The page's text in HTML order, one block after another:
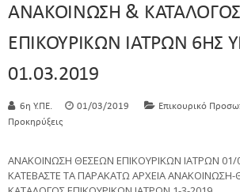
ΑΝΑΚΟΙΝΩΣΗ & ΚΑΤΑΛΟΓΟΣ
ΕΠΙΚΟΥΡΙΚΩΝ ΙΑΤΡΩΝ 6ΗΣ
01.03.2019
6η Υ.ΠΕ. 01/03/2019 Επικουρικό
Προκηρύξεις
ΑΝΑΚΟΙΝΩΣΗ ΘΕΣΕΩΝ ΕΠΙΚΟΥΡΙΚΩΝ ΙΑΤΡΩΝ
ΚΑΤΕΒΑΣΤΕ ΤΑ ΠΑΡΑΚΑΤΩ ΑΡΧΕΙΑ ΑΝΑΚΟΙΝΩΣΗ-